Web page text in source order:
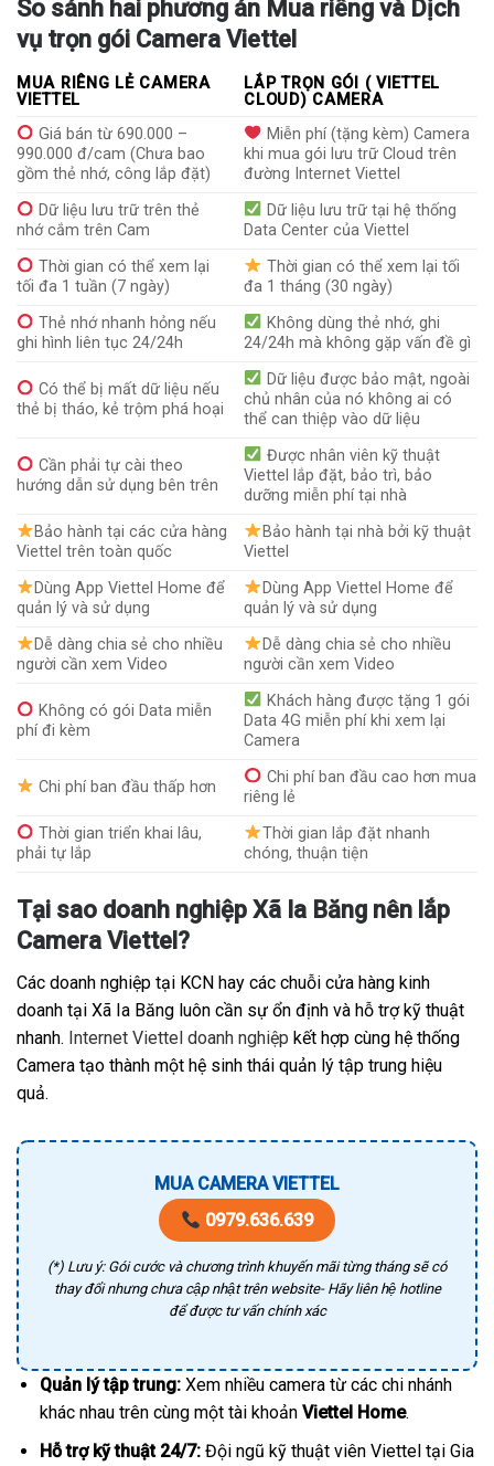
So sánh hai phương án Mua riêng và Dịch
vụ trọn gói Camera Viettel
MUA RIÊNG LẺ CAMERA
VIETTEL
LẮP TRỌN GÓI ( VIETTEL
CLOUD) CAMERA
Giá bán từ 690.000 –
990.000 đ/cam (Chưa bao
gồm thẻ nhớ, công lắp đặt)
Miễn phí (tặng kèm) Camera
khi mua gói lưu trữ Cloud trên
đường Internet Viettel
Dữ liệu lưu trữ trên thẻ
nhớ cắm trên Cam
Dữ liệu lưu trữ tại hệ thống
Data Center của Viettel
Thời gian có thể xem lại
tối đa 1 tuần (7 ngày)
Thời gian có thể xem lại tối
đa 1 tháng (30 ngày)
Thẻ nhớ nhanh hỏng nếu
ghi hình liên tục 24/24h
Không dùng thẻ nhớ, ghi
24/24h mà không gặp vấn đề gì
Có thể bị mất dữ liệu nếu
thẻ bị tháo, kẻ trộm phá hoại
Dữ liệu được bảo mật, ngoài
chủ nhân của nó không ai có
thể can thiệp vào dữ liệu
Cần phải tự cài theo
hướng dẫn sử dụng bên trên
Được nhân viên kỹ thuật
Viettel lắp đặt, bảo trì, bảo
dưỡng miễn phí tại nhà
Bảo hành tại các cửa hàng
Viettel trên toàn quốc
Bảo hành tại nhà bởi kỹ thuật
Viettel
Dùng App Viettel Home để
quản lý và sử dụng
Dùng App Viettel Home để
quản lý và sử dụng
Dễ dàng chia sẻ cho nhiều
người cần xem Video
Dễ dàng chia sẻ cho nhiều
người cần xem Video
Không có gói Data miễn
phí đi kèm
Khách hàng được tặng 1 gói
Data 4G miễn phí khi xem lại
Camera
Chi phí ban đầu thấp hơn
Chi phí ban đầu cao hơn mua
riêng lẻ
Thời gian triển khai lâu,
phải tự lắp
Thời gian lắp đặt nhanh
chóng, thuận tiện
Tại sao doanh nghiệp Xã Ia Băng nên lắp
Camera Viettel?
Các doanh nghiệp tại KCN hay các chuỗi cửa hàng kinh
doanh tại Xã Ia Băng luôn cần sự ổn định và hỗ trợ kỹ thuật
nhanh. Internet Viettel doanh nghiệp kết hợp cùng hệ thống
Camera tạo thành một hệ sinh thái quản lý tập trung hiệu
quả.
MUA CAMERA VIETTEL
0979.636.639
(*) Lưu ý: Gói cước và chương trình khuyến mãi từng tháng sẽ có
thay đổi nhưng chưa cập nhật trên website- Hãy liên hệ hotline
để được tư vấn chính xác
Quản lý tập trung:Xem nhiều camera từ các chi nhánh
khác nhau trên cùng một tài khoản Viettel Home.
Hỗ trợ kỹ thuật 24/7:Đội ngũ kỹ thuật viên Viettel tại Gia